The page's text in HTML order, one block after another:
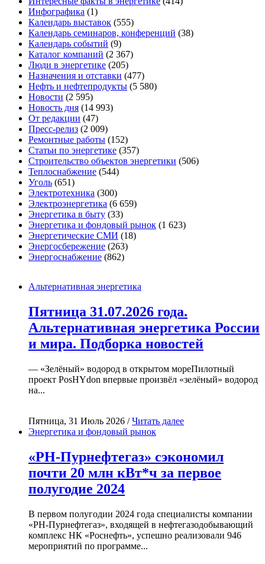
Инфографика (1)
Календарь выставок (555)
Календарь семинаров, конференций (38)
Календарь событий (9)
Каталог компаний (2 367)
Люди в энергетике (205)
Назначения и отставки (477)
Нефть и нефтепродукты (5 580)
Новости (2 595)
Новость дня (14 993)
От редакции (47)
Пресс-релиз (2 009)
Ремонтные работы (152)
Статьи по энергетике (357)
Строительство объектов энергетики (506)
Теплоснабжение (544)
Уголь (651)
Электротехника (300)
Электроэнергетика (6 659)
Энергетика в быту (33)
Энергетика и фондовый рынок (1 623)
Энергетические СМИ (18)
Энергосбережение (263)
Энергоснабжение (862)
Альтернативная энергетика
Пятница 31.07.2026 года.
Альтернативная энергетика России
и мира. Подборка новостей
— «Зелёный» водород в открытом мореПилотный
проект PosHYdon впервые произвёл «зелёный» водород
на...
Пятница, 31 Июль 2026 /Читать далее
Энергетика и фондовый рынок
«РН-Пурнефтегаз» сэкономил
почти 20 млн кВт*ч за первое
полугодие 2024
В первом полугодии 2024 года специалисты компании
«РН-Пурнефтегаз», входящей в нефтегазодобывающий
комплекс НК «Роснефть», успешно реализовали 946
мероприятий по программе...